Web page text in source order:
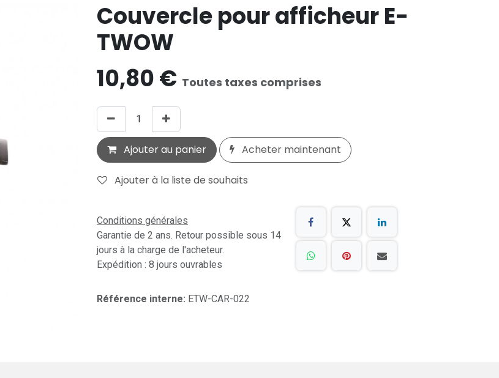
Couvercle pour afficheur E-
TWOW
10,80€ Toutes taxes comprises
Ajouter au panier Acheter maintenant
Ajouter à la liste de souhaits
Conditions générales
Garantie de 2 ans. Retour possible sous 14
jours à la charge de l'acheteur.
Expédition : 8 jours ouvrables
Référence interne: ETW-CAR-022